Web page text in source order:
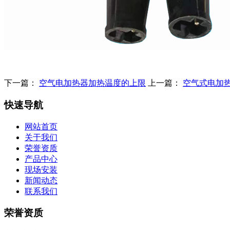
下一篇： 空气电加热器加热温度的上限 上一篇： 空气式电加
快速导航
网站首页
关于我们
荣誉资质
产品中心
现场安装
新闻动态
联系我们
荣誉资质